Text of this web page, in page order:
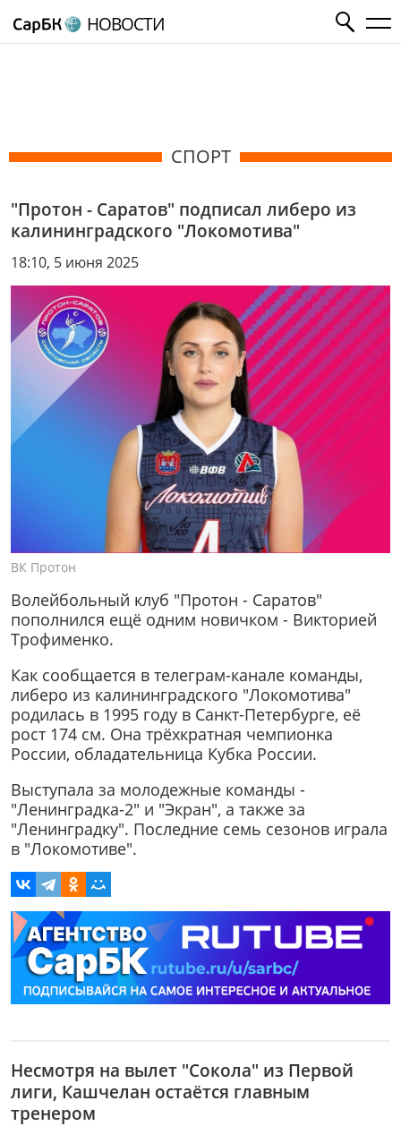
НОВОСТИ
СПОРТ
"Протон - Саратов" подписал либеро из
калининградского "Локомотива"
18:10, 5 июня 2025
ВК Протон
Волейбольный клуб "Протон - Саратов"
пополнился ещё одним новичком - Викторией
Трофименко.
Как сообщается в телеграм-канале команды,
либеро из калининградского "Локомотива"
родилась в 1995 году в Санкт-Петербурге, её
рост 174 см. Она трёхкратная чемпионка
России, обладательница Кубка России.
Выступала за молодежные команды -
"Ленинградка-2" и "Экран", а также за
"Ленинградку". Последние семь сезонов играла
в "Локомотиве".
Несмотря на вылет "Сокола" из Первой
лиги, Кашчелан остаётся главным
тренером